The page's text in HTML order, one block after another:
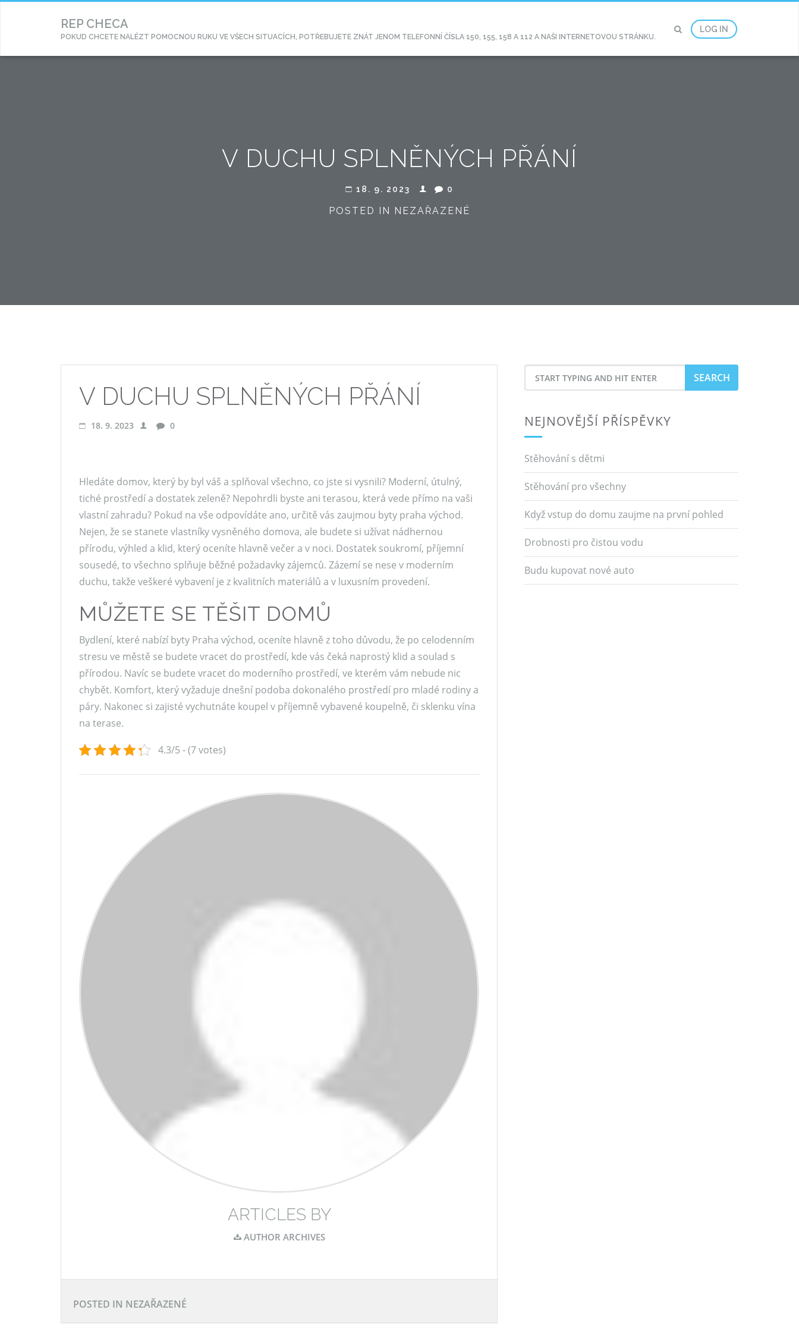
REP CHECA
POKUD CHCETE NALÉZT POMOCNOU RUKU VE VŠECH SITUACÍCH, POTŘEBUJETE ZNÁT JENOM TELEFONNÍ ČÍSLA 150, 155, 158 A 112 A NAŠI INTERNETOVOU STRÁNKU.
LOG IN
V DUCHU SPLNĚNÝCH PŘÁNÍ
18. 9. 2023 0
POSTED IN NEZAŘAZENÉ
V DUCHU SPLNĚNÝCH PŘÁNÍ
18. 9. 2023 0
Hledáte domov, který by byl váš a splňoval všechno, co jste si vysnili? Moderní, útulný,
tiché prostředí a dostatek zeleně? Nepohrdli byste ani terasou, která vede přímo na vaši
vlastní zahradu? Pokud na vše odpovídáte ano, určitě vás zaujmou byty praha východ.
Nejen, že se stanete vlastníky vysněného domova, ale budete si užívat nádhernou
přírodu, výhled a klid, který oceníte hlavně večer a v noci. Dostatek soukromí, příjemní
sousedé, to všechno splňuje běžné požadavky zájemců. Zázemí se nese v moderním
duchu, takže veškeré vybavení je z kvalitních materiálů a v luxusním provedení.
MŮŽETE SE TĚŠIT DOMŮ
Bydlení, které nabízí byty Praha východ, oceníte hlavně z toho důvodu, že po celodenním
stresu ve městě se budete vracet do prostředí, kde vás čeká naprostý klid a soulad s
přírodou. Navíc se budete vracet do moderního prostředí, ve kterém vám nebude nic
chybět. Komfort, který vyžaduje dnešní podoba dokonalého prostředí pro mladé rodiny a
páry. Nakonec si zajisté vychutnáte koupel v příjemně vybavené koupelně, či sklenku vína
na terase.
4.3/5 - (7 votes)
ARTICLES BY
AUTHOR ARCHIVES
POSTED IN NEZAŘAZENÉ
for
NEJNOVĚJŠÍ PŘÍSPĚVKY
Stěhování s dětmi
Stěhování pro všechny
Když vstup do domu zaujme na první pohled
Drobnosti pro čistou vodu
Budu kupovat nové auto